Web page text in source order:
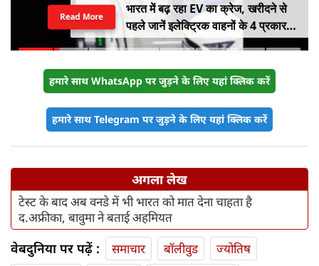
भारत में बढ़ रहा EV का क्रेज, खरीदने से
पहले जानें इलेक्ट्रिक वाहनों के 4 प्रकार
और इनके फायदे
Read More
हमारे साथ WhatsApp पर जुड़ने के लिए यहां क्लिक करें
हमारे साथ Telegram पर जुड़ने के लिए यहां क्लिक करें
अगला लेख
टेस्ट के बाद अब वनडे में भी भारत को मात देना चाहता है
द.अफ्रीका, बावुमा ने बताई अहमियत
वेबदुनिया पर पढ़ें : समाचार बॉलीवुड
ज्योतिष